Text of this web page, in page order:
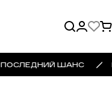
ПОСЛЕДНИЙ ШАНС